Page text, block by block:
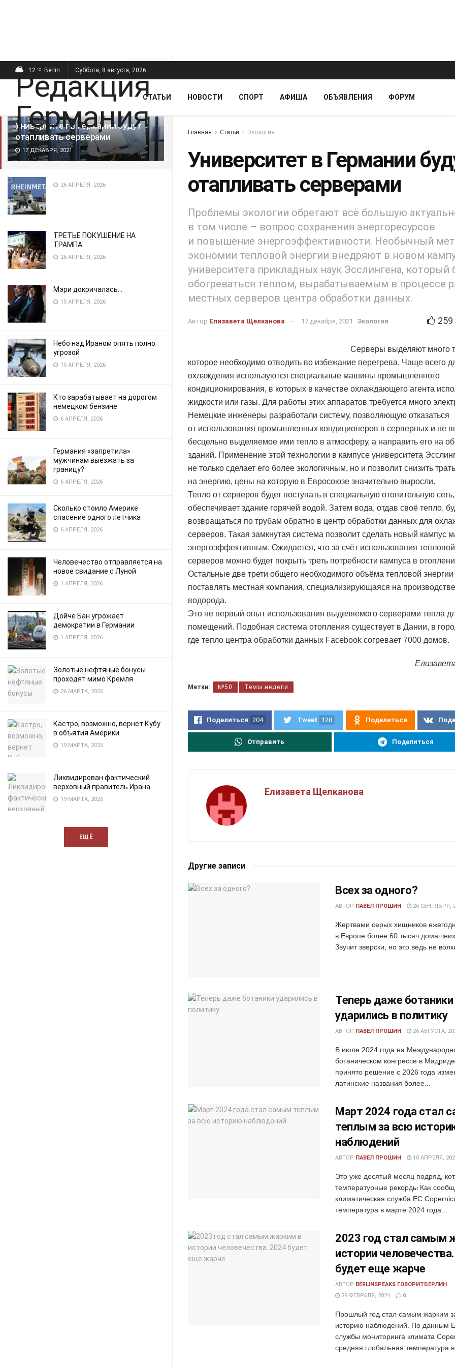
ПОСЛЕДНИЕ
Университет в Германии будут
отапливать серверами
17 ДЕКАБРЯ, 2021
26 АПРЕЛЯ, 2026
ТРЕТЬЕ ПОКУШЕНИЕ НА
ТРАМПА
26 АПРЕЛЯ, 2026
Мэри докричалась…
15 АПРЕЛЯ, 2026
Небо над Ираном опять полно
угрозой
15 АПРЕЛЯ, 2026
Кто зарабатывает на дорогом
немецком бензине
6 АПРЕЛЯ, 2026
Германия «запретила»
мужчинам выезжать за
границу?
6 АПРЕЛЯ, 2026
Сколько стоило Америке
спасение одного летчика
6 АПРЕЛЯ, 2026
Человечество отправляется на
новое свидание с Луной
1 АПРЕЛЯ, 2026
Дойче Бан угрожает
демократии в Германии
1 АПРЕЛЯ, 2026
Золотые нефтяные бонусы
проходят мимо Кремля
26 МАРТА, 2026
Кастро, возможно, вернет Кубу
в объятия Америки
19 МАРТА, 2026
Ликвидирован фактический
верховный правитель Ирана
19 МАРТА, 2026
ЕЩЁ
12 °C Berlin Суббота, 8 августа, 2026
СТАТЬИ НОВОСТИ СПОРТ АФИША ОБЪЯВЛЕНИЯ ФОРУМ
Главная Статьи Экология
Университет в Германии
отапливать серверами
Проблемы экологии обретают всё большую
в том числе – вопрос сохранения энергоресурсов
и повышение энергоэффективности. Необычный
экономии тепловой энергии внедряют в новом
университета прикладных наук Эсслингена, который
обогреваться теплом, вырабатываемым в процессе
местных серверов центра обработки данных.
Автор Елизавета Щелканова 17 декабря, 2021 Экология 259
Серверы выделяют много
которое необходимо отводить во избежание перегрева. Чаще всего
охлаждения используются специальные машины промышленного
кондиционирования, в которых в качестве охлаждающего агента
жидкости или газы. Для работы этих аппаратов требуется много
Немецкие инженеры разработали систему, позволяющую отказаться
от использования промышленных кондиционеров в серверных и не
бесцельно выделяемое ими тепло в атмосферу, а направить его на
зданий. Применение этой технологии в кампусе университета
не только сделает его более экологичным, но и позволит снизить
на энергию, цены на которую в Евросоюзе значительно выросли.
Тепло от серверов будет поступать в специальную отопительную
обеспечивает здание горячей водой. Затем вода, отдав своё тепло,
возвращаться по трубам обратно в центр обработки данных для
серверов. Такая замкнутая система позволит сделать новый кампус
энергоэффективным. Ожидается, что за счёт использования
серверов можно будет покрыть треть потребности кампуса в
Остальные две трети общего необходимого объёма тепловой энергии
поставлять местная компания, специализирующаяся на
водорода.
Это не первый опыт использования выделяемого серверами тепла
помещений. Подобная система отопления существует в Дании, в
где тепло центра обработки данных Facebook согревает 7000 домов.
Метки: №50 Темы недели
Поделиться 204 Tweet 128 Поделиться
Отправить Поделиться
Елизавета Щелканова
Другие записи
Всех за одного?
АВТОР ПАВЕЛ ПРОШИН 26 СЕНТЯБРЯ,
Жертвами серых хищников
в Европе более 60 тысяч
Звучит зверски, но это ведь не
Теперь даже ботаники
ударились в политику
АВТОР ПАВЕЛ ПРОШИН 26 АВГУСТА,
В июле 2024 года на
ботаническом конгрессе в
принято решение с 2026 года
латинские названия более...
Март 2024 года стал
теплым за всю
наблюдений
АВТОР ПАВЕЛ ПРОШИН 10 АПРЕЛЯ,
Это уже десятый месяц подряд,
температурные рекорды Как
климатическая служба ЕС
температура в марте 2024 года...
2023 год стал самым
истории
будет еще жарче
АВТОР BERLINSPEAKS ГОВОРИТБЕРЛИН
29 ФЕВРАЛЯ, 2024
0
Прошлый год стал самым жарким
историю наблюдений. По данным
службы мониторинга климата
средняя глобальная температура